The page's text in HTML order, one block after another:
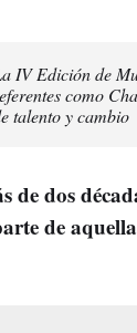
IV Edición de
como
talento y cambio
de dos
de